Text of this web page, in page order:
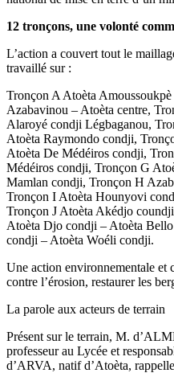
12 tronçons, une volonté
L’action a couvert tout le
travaillé sur :
Tronçon A Atoèta
Azabavinou – Atoèta centre,
Alaroyé condji Légbaganou,
Atoèta Raymondo condji,
Atoèta De Médéiros condji,
Médéiros condji, Tronçon G
Mamlan condji, Tronçon H
Tronçon I Atoèta Hounyovi
Tronçon J Atoèta Akédjo
Atoèta Djo condji – Atoèta
condji – Atoèta Woéli condji.
Une action environnementale et
contre l’érosion, restaurer les
La parole aux acteurs de terrain
Présent sur le terrain, M.
professeur au Lycée et
d’ARVA, natif d’Atoèta,